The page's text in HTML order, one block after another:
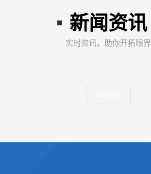
新闻资讯
实时资讯，助你开拓眼界
MORE+